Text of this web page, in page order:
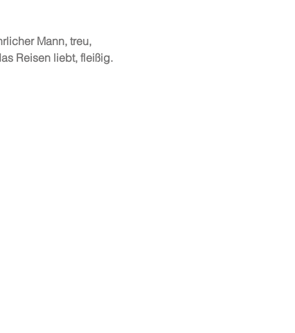
Mann, treu,
Reisen liebt, fleißig.